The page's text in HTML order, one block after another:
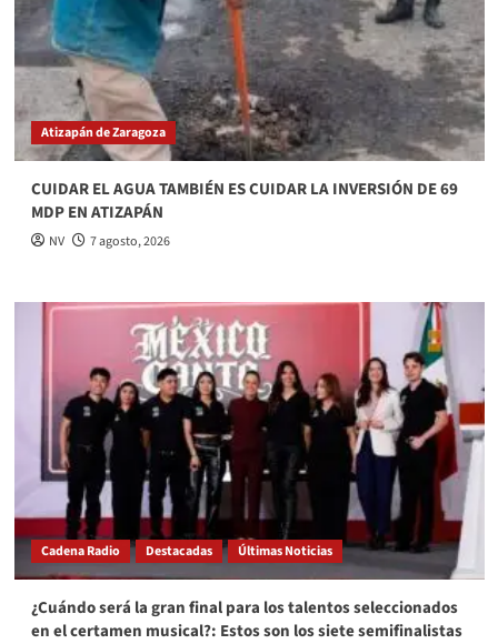
Atizapán de Zaragoza
CUIDAR EL AGUA TAMBIÉN ES CUIDAR LA INVERSIÓN DE 69
MDP EN ATIZAPÁN
NV 7 agosto, 2026
Cadena Radio Destacadas Últimas Noticias
¿Cuándo será la gran final para los talentos seleccionados
en el certamen musical?: Estos son los siete semifinalistas